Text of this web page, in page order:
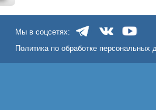
Мы в соцсетях:
Политика по обработке персональных